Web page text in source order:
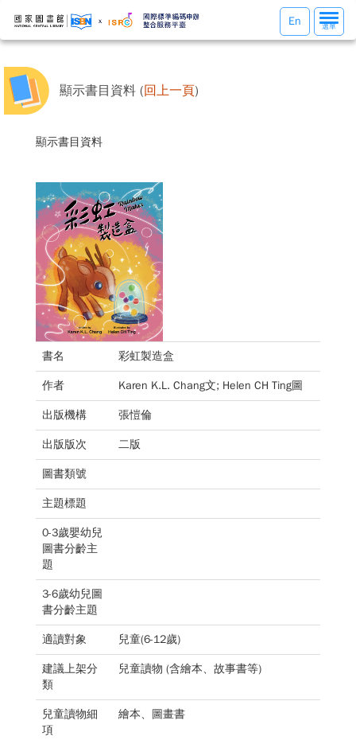
選
單
選單
En
顯示書目資料 (回上一頁)
顯示書目資料
書名 彩虹製造盒
作者 Karen K.L. Chang文; Helen CH Ting圖
出版機構 張愷倫
出版版次 二版
圖書類號
主題標題
0-3歲嬰幼兒
圖書分齡主
題
3-6歲幼兒圖
書分齡主題
適讀對象 兒童(6-12歲)
建議上架分
類
兒童讀物 (含繪本、故事書等)
兒童讀物細
項
繪本、圖畫書